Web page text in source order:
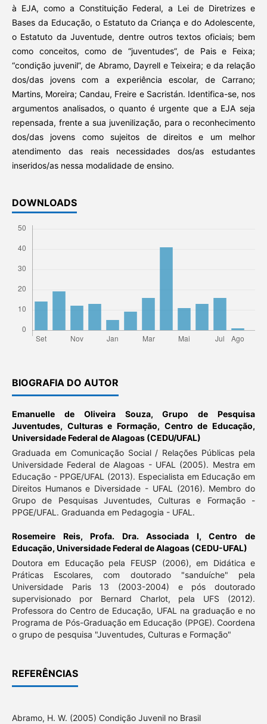
à EJA, como a Constituição Federal, a Lei de Diretrizes e
Bases da Educação, o Estatuto da Criança e do Adolescente,
o Estatuto da Juventude, dentre outros textos oficiais; bem
como conceitos, como de “juventudes”, de Pais e Feixa;
“condição juvenil”, de Abramo, Dayrell e Teixeira; e da relação
dos/das jovens com a experiência escolar, de Carrano;
Martins, Moreira; Candau, Freire e Sacristán. Identifica-se, nos
argumentos analisados, o quanto é urgente que a EJA seja
repensada, frente a sua juvenilização, para o reconhecimento
dos/das jovens como sujeitos de direitos e um melhor
atendimento das reais necessidades dos/as estudantes
inseridos/as nessa modalidade de ensino.
DOWNLOADS
BIOGRAFIA DO AUTOR
Emanuelle de Oliveira Souza,Grupo de Pesquisa
Juventudes, Culturas e Formação, Centro de Educação,
Universidade Federal de Alagoas (CEDU/UFAL)
Graduada em Comunicação Social / Relações Públicas pela
Universidade Federal de Alagoas - UFAL (2005). Mestra em
Educação - PPGE/UFAL (2013). Especialista em Educação em
Direitos Humanos e Diversidade - UFAL (2016). Membro do
Grupo de Pesquisas Juventudes, Culturas e Formação -
PPGE/UFAL. Graduanda em Pedagogia - UFAL.
Rosemeire Reis,Profa. Dra. Associada I, Centro de
Educação, Universidade Federal de Alagoas (CEDU-UFAL)
Doutora em Educação pela FEUSP (2006), em Didática e
Práticas Escolares, com doutorado "sanduíche" pela
Universidade Paris 13 (2003-2004) e pós doutorado
supervisionado por Bernard Charlot, pela UFS (2012).
Professora do Centro de Educação, UFAL na graduação e no
Programa de Pós-Graduação em Educação (PPGE). Coordena
o grupo de pesquisa "Juventudes, Culturas e Formação"
REFERÊNCIAS
Abramo, H. W. (2005) Condição Juvenil no Brasil